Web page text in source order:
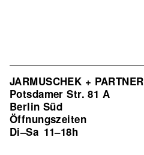
JARMUSCHEK + PARTNER
Potsdamer Str. 81 A
Berlin Süd
Öffnungszeiten
Di–Sa 11–18h